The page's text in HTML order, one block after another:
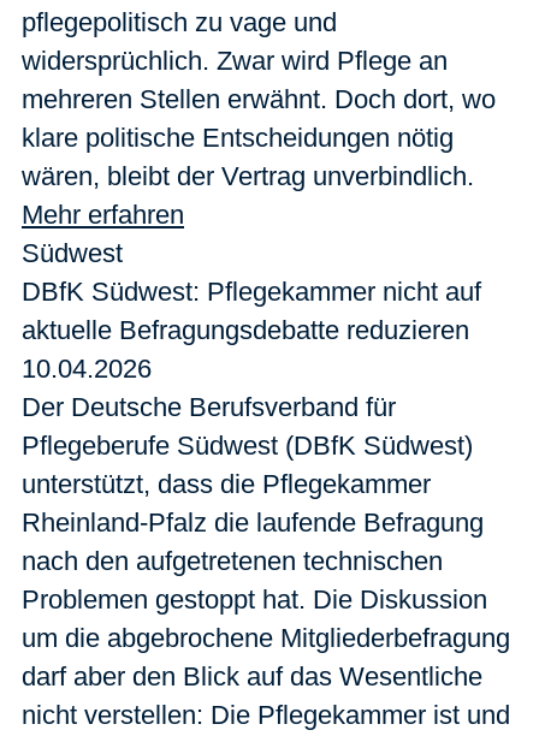
pflegepolitisch zu vage und
widersprüchlich. Zwar wird Pflege an
mehreren Stellen erwähnt. Doch dort, wo
klare politische Entscheidungen nötig
wären, bleibt der Vertrag unverbindlich.
Mehr erfahren
Südwest
DBfK Südwest: Pflegekammer nicht auf
aktuelle Befragungsdebatte reduzieren
10.04.2026
Der Deutsche Berufsverband für
Pflegeberufe Südwest (DBfK Südwest)
unterstützt, dass die Pflegekammer
Rheinland-Pfalz die laufende Befragung
nach den aufgetretenen technischen
Problemen gestoppt hat. Die Diskussion
um die abgebrochene Mitgliederbefragung
darf aber den Blick auf das Wesentliche
nicht verstellen: Die Pflegekammer ist und